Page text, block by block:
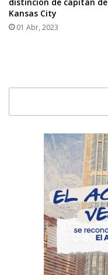
Kansas City
01 Abr, 2023